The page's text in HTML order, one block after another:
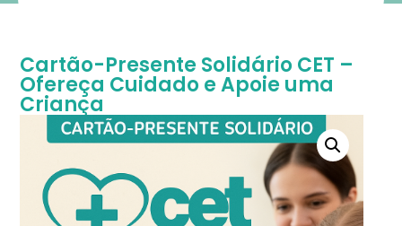
Cartão-Presente Solidário CET –
Ofereça Cuidado e Apoie uma
Criança